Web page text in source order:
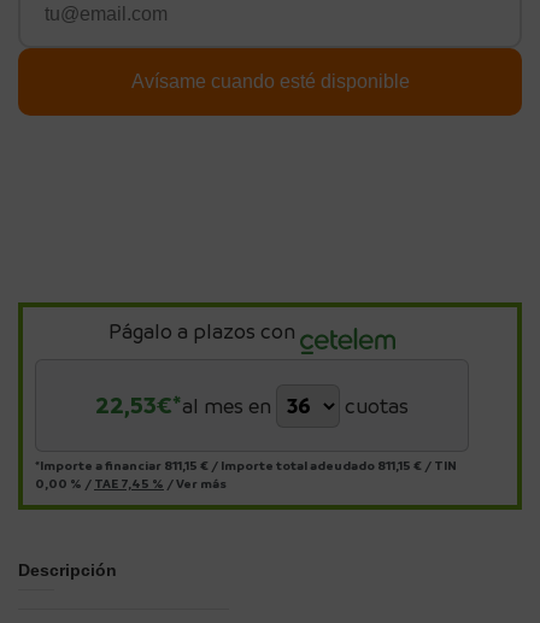
Págalo a plazos con
22,53€*al mes en cuotas
*Importe a financiar 811,15 € / Importe total adeudado 811,15 € / TIN
0,00 % / TAE 7,45 % /Ver más
Descripción